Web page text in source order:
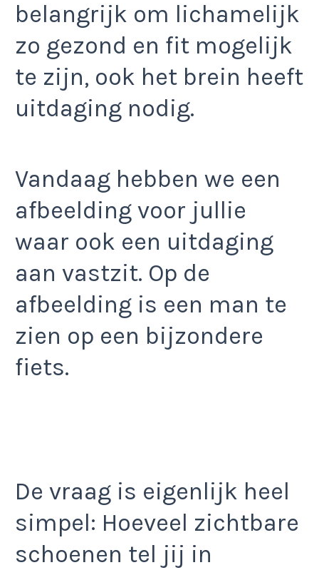
belangrijk om lichamelijk
zo gezond en fit mogelijk
te zijn, ook het brein heeft
uitdaging nodig.
Vandaag hebben we een
afbeelding voor jullie
waar ook een uitdaging
aan vastzit. Op de
afbeelding is een man te
zien op een bijzondere
fiets.
De vraag is eigenlijk heel
simpel: Hoeveel zichtbare
schoenen tel jij in